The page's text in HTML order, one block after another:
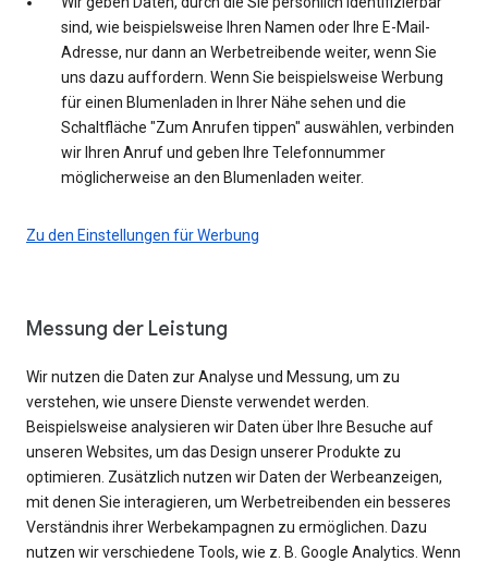
sind, wie beispielsweise Ihren Namen oder Ihre E-Mail-
Adresse, nur dann an Werbetreibende weiter, wenn Sie
uns dazu auffordern. Wenn Sie beispielsweise Werbung
für einen Blumenladen in Ihrer Nähe sehen und die
Schaltfläche "Zum Anrufen tippen" auswählen, verbinden
wir Ihren Anruf und geben Ihre Telefonnummer
möglicherweise an den Blumenladen weiter.
Zu den Einstellungen für Werbung
Messung der Leistung
Wir nutzen die Daten zur Analyse und Messung, um zu
verstehen, wie unsere Dienste verwendet werden.
Beispielsweise analysieren wir Daten über Ihre Besuche auf
unseren Websites, um das Design unserer Produkte zu
optimieren. Zusätzlich nutzen wir Daten der Werbeanzeigen,
mit denen Sie interagieren, um Werbetreibenden ein besseres
Verständnis ihrer Werbekampagnen zu ermöglichen. Dazu
nutzen wir verschiedene Tools, wie z. B. Google Analytics. Wenn